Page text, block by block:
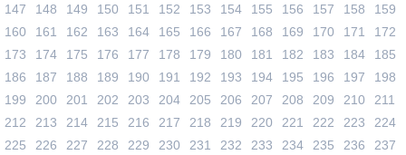
147
148 149 150 151 152 153 154 155 156 157 158
159
160
161 162 163 164 165 166 167 168 169 170 171
172
173
174 175 176 177 178 179 180 181 182 183 184
185
186
187 188 189 190 191 192 193 194 195 196 197
198
199
200 201 202 203 204 205 206 207 208 209 210
211
212
213 214 215 216 217 218 219 220 221 222 223
224
225
226 227 228 229 230 231 232 233 234 235 236
237